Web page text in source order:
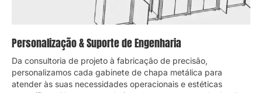
Personalização & Suporte de Engenharia
Da consultoria de projeto à fabricação de precisão,
personalizamos cada gabinete de chapa metálica para
atender às suas necessidades operacionais e estéticas